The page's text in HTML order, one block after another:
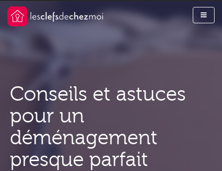
Conseils et astuces
pour un
déménagement
presque parfait